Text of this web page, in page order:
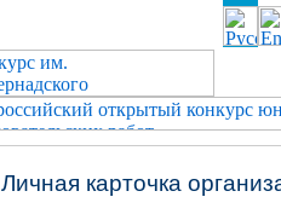
Личная карточка